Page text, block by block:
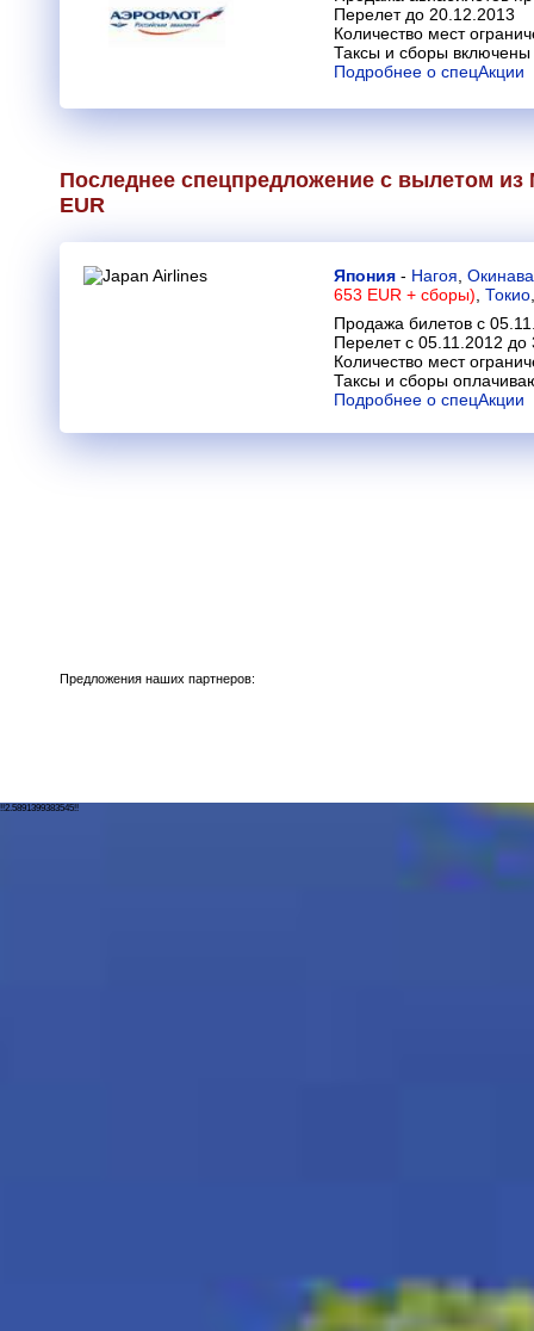
Перелет до 20.12.2013
Количество мест
Таксы и сборы включены
Подробнее о спецАкции
Последнее спецпредложение с вылетом
EUR
Япония - Нагоя Окинава
653 EUR + сборы) Токио
Продажа билетов с
Перелет с 05.11.2012 до
Количество мест
Таксы и сборы
Подробнее о спецАкции
Предложения наших партнеров:
!!2.5891399383545!!